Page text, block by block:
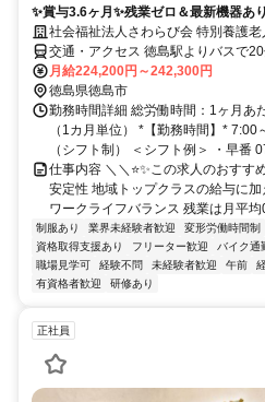
✨賞与3.6ヶ月✨残業ゼロ＆最新機器あ
社会福祉法人さわらび会 特別養護老
交通・アクセス 徳島駅よりバスで
「名東二丁目」「名東三丁目」バス
月給224,200円～242,300円
徳島県徳島市
勤務時間詳細 総労働時間：1ヶ月あ
（1カ月単位） *【勤務時間】*
（シフト制） ＜シフト例＞ ・早番
仕事内容 ＼＼⭐️✨この求人のおすす
安定性 地域トップクラスの給与に
ワークライフバランス 残業は月平
制服あり 業界未経験者歓迎 変形労働時間制
資格取得支援あり
フリーター歓迎 バイク通
職場見学可
経験不問 未経験者歓迎 午前
有資格者歓迎
研修あり
正社員